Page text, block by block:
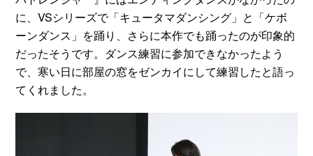
に、VSシリーズで「キュータマダンシング」と「ケボ
ーンダンス」を踊り、さらに本作でも踊ったのが印象的
だったそうです。ダンス練習に参加できなかったよう
で、寒い日に部屋の窓をゼンカイにして練習したと語っ
てくれました。